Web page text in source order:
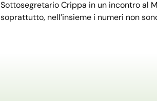
Sottosegretario Crippa in un incontro al
soprattutto, nell’insieme i numeri non